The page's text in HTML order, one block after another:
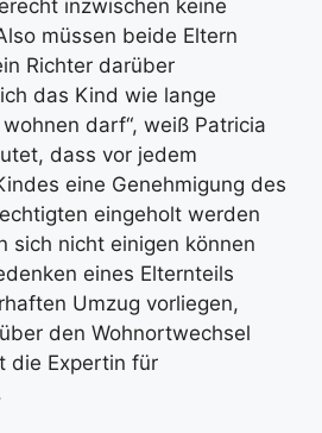
inzwischen keine
müssen beide Eltern
Richter darüber
das Kind wie lange
darf“, weiß Patricia
dass vor jedem
eine Genehmigung des
eingeholt werden
sich nicht einigen können
eines Elternteils
Umzug vorliegen,
den Wohnortwechsel
die Expertin für